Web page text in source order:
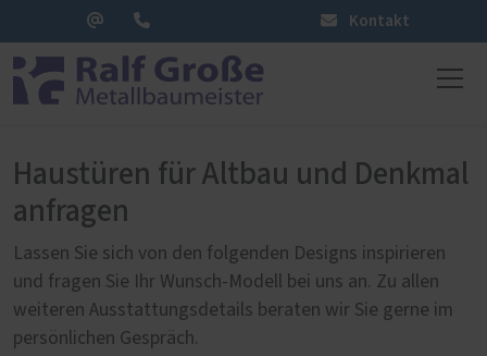
Kontakt
Haustüren für Altbau und Denkmal
anfragen
Lassen Sie sich von den folgenden Designs inspirieren
und fragen Sie Ihr Wunsch-Modell bei uns an. Zu allen
weiteren Ausstattungsdetails beraten wir Sie gerne im
persönlichen Gespräch.